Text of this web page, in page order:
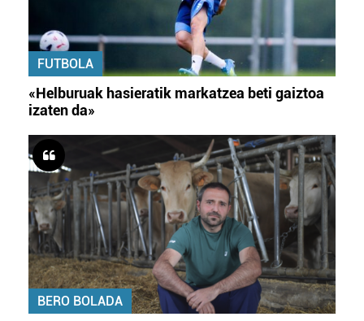
FUTBOLA
«Helburuak hasieratik markatzea beti gaiztoa
izaten da»
BERO BOLADA